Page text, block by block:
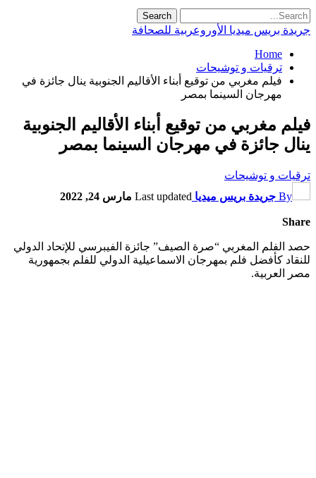
جريدة بريس ميديا الأوروعربية للصحافة
Home
ترقيات و توشيحات
فيلم مغربي من توقيع أبناء الأقاليم الجنوبية ينال جائزة في
مهرجان السينما بمصر
فيلم مغربي من توقيع أبناء الأقاليم الجنوبية
ينال جائزة في مهرجان السينما بمصر
ترقيات و توشيحات
By جريدة بريس ميديا Last updated مارس 24, 2022
Share
حصد الفلم المغربي “صرة الصيف” جائزة الفيبرسي للإتحاد الدولي
للنقاد كأفضل فلم بمهرجان الاسماعيلية الدولي للفلم بجمهورية
مصر العربية.